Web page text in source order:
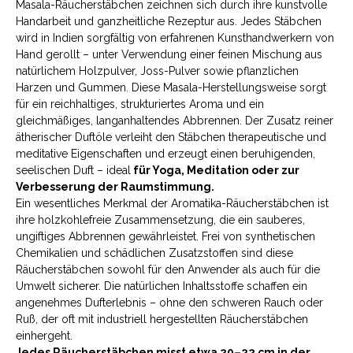
verwöhnen Sie Ihre Kunden mit wohltuenden Düften.
Masala-Räucherstäbchen zeichnen sich durch ihre kunstvolle
Handarbeit und ganzheitliche Rezeptur aus. Jedes Stäbchen
wird in Indien sorgfältig von erfahrenen Kunsthandwerkern von
Hand gerollt – unter Verwendung einer feinen Mischung aus
natürlichem Holzpulver, Joss-Pulver sowie pflanzlichen
Harzen und Gummen. Diese Masala-Herstellungsweise sorgt
für ein reichhaltiges, strukturiertes Aroma und ein
gleichmäßiges, langanhaltendes Abbrennen. Der Zusatz reiner
ätherischer Duftöle verleiht den Stäbchen therapeutische und
meditative Eigenschaften und erzeugt einen beruhigenden,
seelischen Duft – ideal für Yoga, Meditation oder zur
Verbesserung der Raumstimmung.
Ein wesentliches Merkmal der Aromatika-Räucherstäbchen ist
ihre holzkohlefreie Zusammensetzung, die ein sauberes,
ungiftiges Abbrennen gewährleistet. Frei von synthetischen
Chemikalien und schädlichen Zusatzstoffen sind diese
Räucherstäbchen sowohl für den Anwender als auch für die
Umwelt sicherer. Die natürlichen Inhaltsstoffe schaffen ein
angenehmes Dufterlebnis – ohne den schweren Rauch oder
Ruß, der oft mit industriell hergestellten Räucherstäbchen
einhergeht.